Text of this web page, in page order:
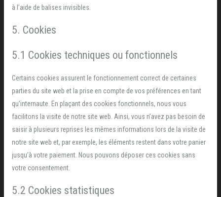
à l’aide de balises invisibles.
5. Cookies
5.1 Cookies techniques ou fonctionnels
Certains cookies assurent le fonctionnement correct de certaines
parties du site web et la prise en compte de vos préférences en tant
qu’internaute. En plaçant des cookies fonctionnels, nous vous
facilitons la visite de notre site web. Ainsi, vous n’avez pas besoin de
saisir à plusieurs reprises les mêmes informations lors de la visite de
notre site web et, par exemple, les éléments restent dans votre panier
jusqu’à votre paiement. Nous pouvons déposer ces cookies sans
votre consentement.
5.2 Cookies statistiques